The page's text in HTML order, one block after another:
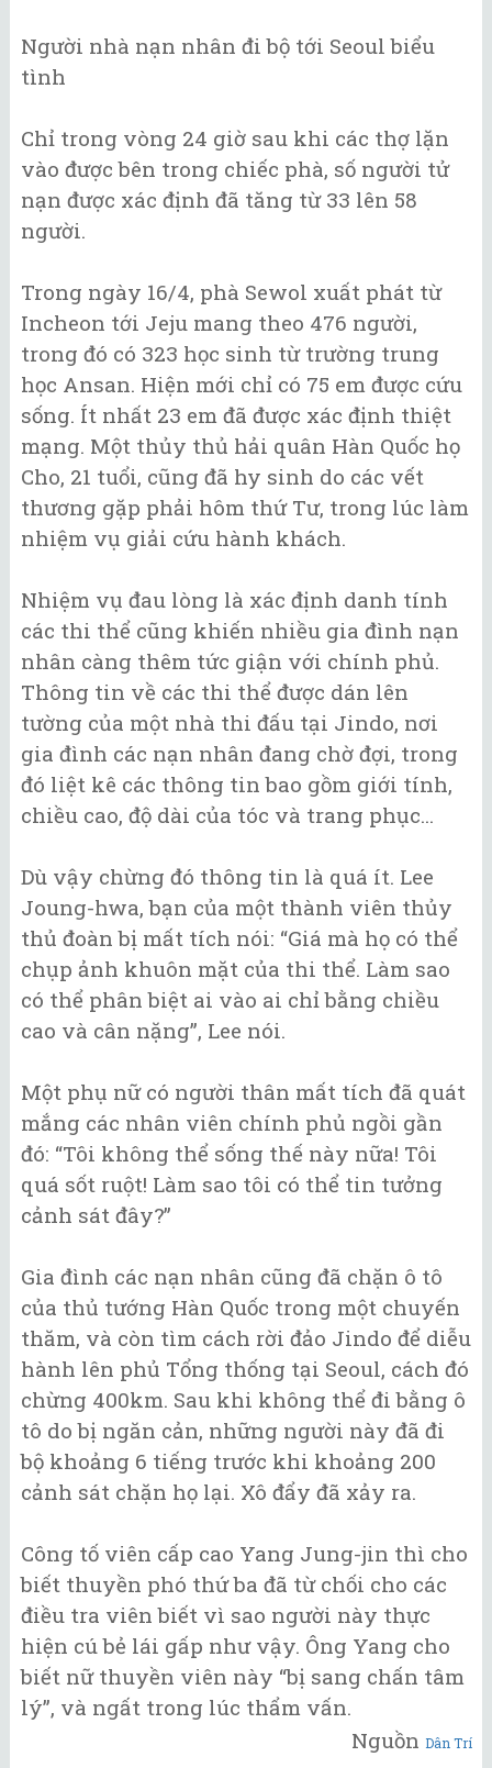
Người nhà nạn nhân đi bộ tới Seoul biểu
tình
Chỉ trong vòng 24 giờ sau khi các thợ lặn
vào được bên trong chiếc phà, số người tử
nạn được xác định đã tăng từ 33 lên 58
người.
Trong ngày 16/4, phà Sewol xuất phát từ
Incheon tới Jeju mang theo 476 người,
trong đó có 323 học sinh từ trường trung
học Ansan. Hiện mới chỉ có 75 em được cứu
sống. Ít nhất 23 em đã được xác định thiệt
mạng. Một thủy thủ hải quân Hàn Quốc họ
Cho, 21 tuổi, cũng đã hy sinh do các vết
thương gặp phải hôm thứ Tư, trong lúc làm
nhiệm vụ giải cứu hành khách.
Nhiệm vụ đau lòng là xác định danh tính
các thi thể cũng khiến nhiều gia đình nạn
nhân càng thêm tức giận với chính phủ.
Thông tin về các thi thể được dán lên
tường của một nhà thi đấu tại Jindo, nơi
gia đình các nạn nhân đang chờ đợi, trong
đó liệt kê các thông tin bao gồm giới tính,
chiều cao, độ dài của tóc và trang phục...
Dù vậy chừng đó thông tin là quá ít. Lee
Joung-hwa, bạn của một thành viên thủy
thủ đoàn bị mất tích nói: “Giá mà họ có thể
chụp ảnh khuôn mặt của thi thể. Làm sao
có thể phân biệt ai vào ai chỉ bằng chiều
cao và cân nặng”, Lee nói.
Một phụ nữ có người thân mất tích đã quát
mắng các nhân viên chính phủ ngồi gần
đó: “Tôi không thể sống thế này nữa! Tôi
quá sốt ruột! Làm sao tôi có thể tin tưởng
cảnh sát đây?”
Gia đình các nạn nhân cũng đã chặn ô tô
của thủ tướng Hàn Quốc trong một chuyến
thăm, và còn tìm cách rời đảo Jindo để diễu
hành lên phủ Tổng thống tại Seoul, cách đó
chừng 400km. Sau khi không thể đi bằng ô
tô do bị ngăn cản, những người này đã đi
bộ khoảng 6 tiếng trước khi khoảng 200
cảnh sát chặn họ lại. Xô đẩy đã xảy ra.
Công tố viên cấp cao Yang Jung-jin thì cho
biết thuyền phó thứ ba đã từ chối cho các
điều tra viên biết vì sao người này thực
hiện cú bẻ lái gấp như vậy. Ông Yang cho
biết nữ thuyền viên này “bị sang chấn tâm
lý”, và ngất trong lúc thẩm vấn.
Nguồn Dân Trí